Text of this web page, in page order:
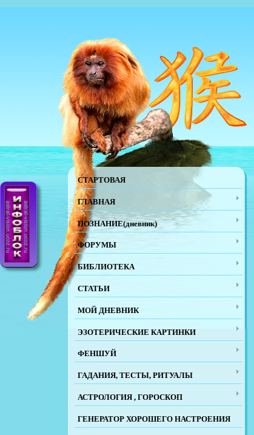
СТАРТОВАЯ
ГЛАВНАЯ
ПОЗНАНИЕ(дневник)
ФОРУМЫ
БИБЛИОТЕКА
СТАТЬИ
МОЙ ДНЕВНИК
ЭЗОТЕРИЧЕСКИЕ КАРТИНКИ
ФЕНШУЙ
ГАДАНИЯ, ТЕСТЫ, РИТУАЛЫ
АСТРОЛОГИЯ , ГОРОСКОП
ГЕНЕРАТОР ХОРОШЕГО НАСТРОЕНИЯ